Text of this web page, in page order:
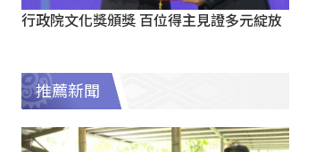
行政院文化獎頒獎 百位得主見證多元綻放
推薦新聞